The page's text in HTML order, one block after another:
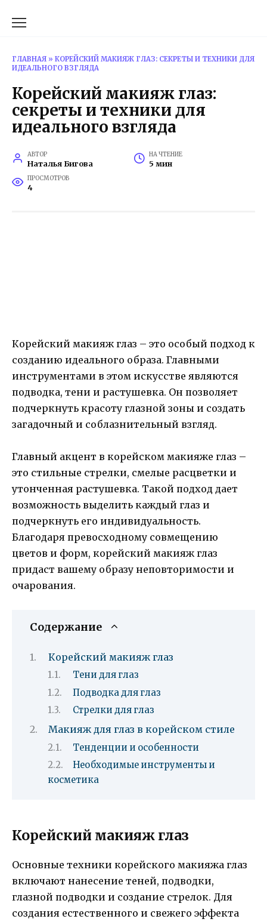
ГЛАВНАЯ » КОРЕЙСКИЙ МАКИЯЖ ГЛАЗ: СЕКРЕТЫ И ТЕХНИКИ ДЛЯ
ИДЕАЛЬНОГО ВЗГЛЯДА
Корейский макияж глаз:
секреты и техники для
идеального взгляда
АВТОР
Наталья Бигова
НА ЧТЕНИЕ
5 мин
ПРОСМОТРОВ
4
Корейский макияж глаз – это особый подход к
созданию идеального образа. Главными
инструментами в этом искусстве являются
подводка, тени и растушевка. Он позволяет
подчеркнуть красоту глазной зоны и создать
загадочный и соблазнительный взгляд.
Главный акцент в корейском макияже глаз –
это стильные стрелки, смелые расцветки и
утонченная растушевка. Такой подход дает
возможность выделить каждый глаз и
подчеркнуть его индивидуальность.
Благодаря превосходному совмещению
цветов и форм, корейский макияж глаз
придаст вашему образу неповторимости и
очарования.
Содержание
Корейский макияж глаз
Тени для глаз
Подводка для глаз
Стрелки для глаз
Макияж для глаз в корейском стиле
Тенденции и особенности
Необходимые инструменты и
косметика
Корейский макияж глаз
Основные техники корейского макияжа глаз
включают нанесение теней, подводки,
глазной подводки и создание стрелок. Для
создания естественного и свежего эффекта